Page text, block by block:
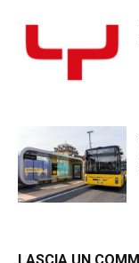
LASCIA UN